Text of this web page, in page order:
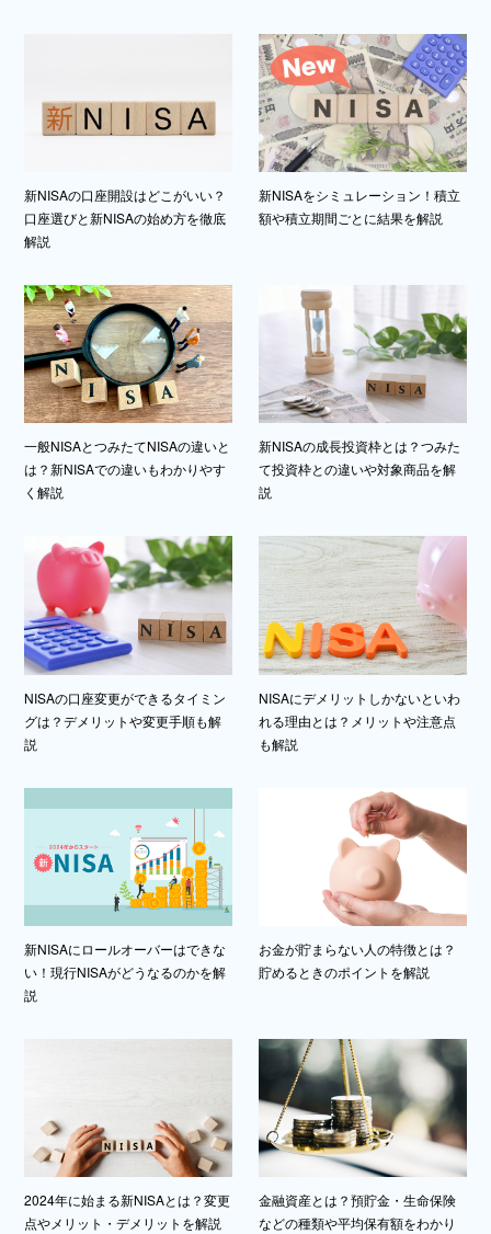
新NISAの口座開設はどこがいい？
口座選びと新NISAの始め方を徹底
解説
新NISAをシミュレーション！積立
額や積立期間ごとに結果を解説
一般NISAとつみたてNISAの違いと
は？新NISAでの違いもわかりやす
く解説
新NISAの成長投資枠とは？つみた
て投資枠との違いや対象商品を解
説
NISAの口座変更ができるタイミン
グは？デメリットや変更手順も解
説
NISAにデメリットしかないといわ
れる理由とは？メリットや注意点
も解説
新NISAにロールオーバーはできな
い！現行NISAがどうなるのかを解
説
お金が貯まらない人の特徴とは？
貯めるときのポイントを解説
2024年に始まる新NISAとは？変更
点やメリット・デメリットを解説
金融資産とは？預貯金・生命保険
などの種類や平均保有額をわかり